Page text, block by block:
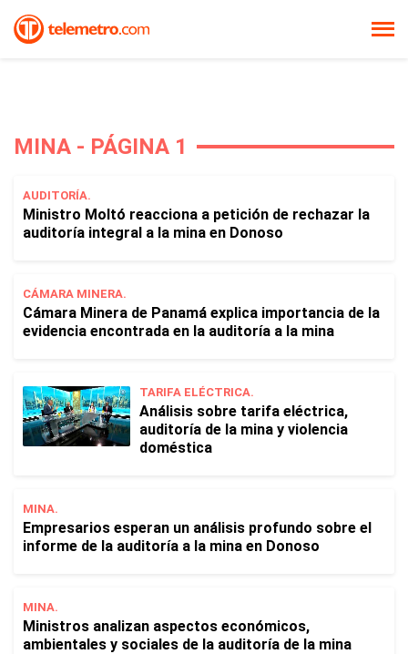
MINA - PÁGINA 1
AUDITORÍA.
Ministro Moltó reacciona a petición de rechazar la
auditoría integral a la mina en Donoso
CÁMARA MINERA.
Cámara Minera de Panamá explica importancia de la
evidencia encontrada en la auditoría a la mina
TARIFA ELÉCTRICA.
Análisis sobre tarifa eléctrica,
auditoría de la mina y violencia
doméstica
MINA.
Empresarios esperan un análisis profundo sobre el
informe de la auditoría a la mina en Donoso
MINA.
Ministros analizan aspectos económicos,
ambientales y sociales de la auditoría de la mina